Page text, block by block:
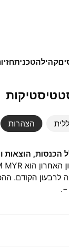
קהילהטכני
הצהרות
הכנסות, הוצאות